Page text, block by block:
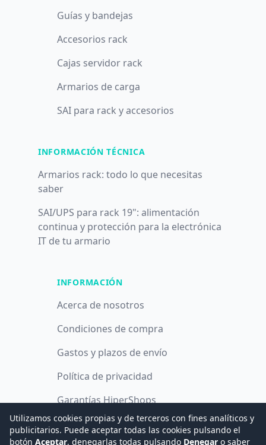
Guías y bandejas
Accesorios rack
Cajas servidor rack
Armarios de carga
SAI para rack y accesorios
INFORMACIÓN TÉCNICA
Armarios rack: todo lo que necesitas
saber
SAI/UPS para rack 19": alimentación
continua y protección para la electrónica
IT de tu armario
INFORMACIÓN
Acerca de nosotros
Condiciones de compra
Gastos y plazos de envío
Política de privacidad
Garantías HiperShops
Política de cookies
Utilizamos cookies propias y de terceros con fines analíticos y
publicitarios. Puede aceptar todas las cookies pulsando el
botón Aceptar, denegarlas todas pulsando Denegar o saber